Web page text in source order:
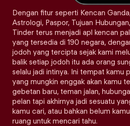
Dengan fitur seperti Kencan
Astrologi, Paspor, Tujuan
Tinder terus menjadi apl kencan
yang tersedia di 190 negara,
jodoh yang tercipta sejak kami
balik setiap jodoh itu ada orang
selalu jadi intinya. Ini tempat kamu
yang mungkin enggak akan kamu
gebetan baru, teman jalan,
pelan tapi akhirnya jadi sesuatu
kamu cari, atau bahkan belum
ruang untuk mencari tahu.